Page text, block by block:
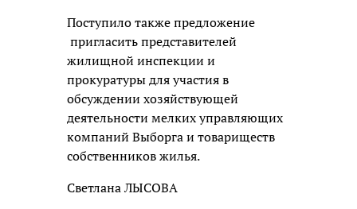
Поступило также предложение
пригласить представителей
жилищной инспекции и
прокуратуры для участия в
обсуждении хозяйствующей
деятельности мелких управляющих
компаний Выборга и товариществ
собственников жилья.
Светлана ЛЫСОВА